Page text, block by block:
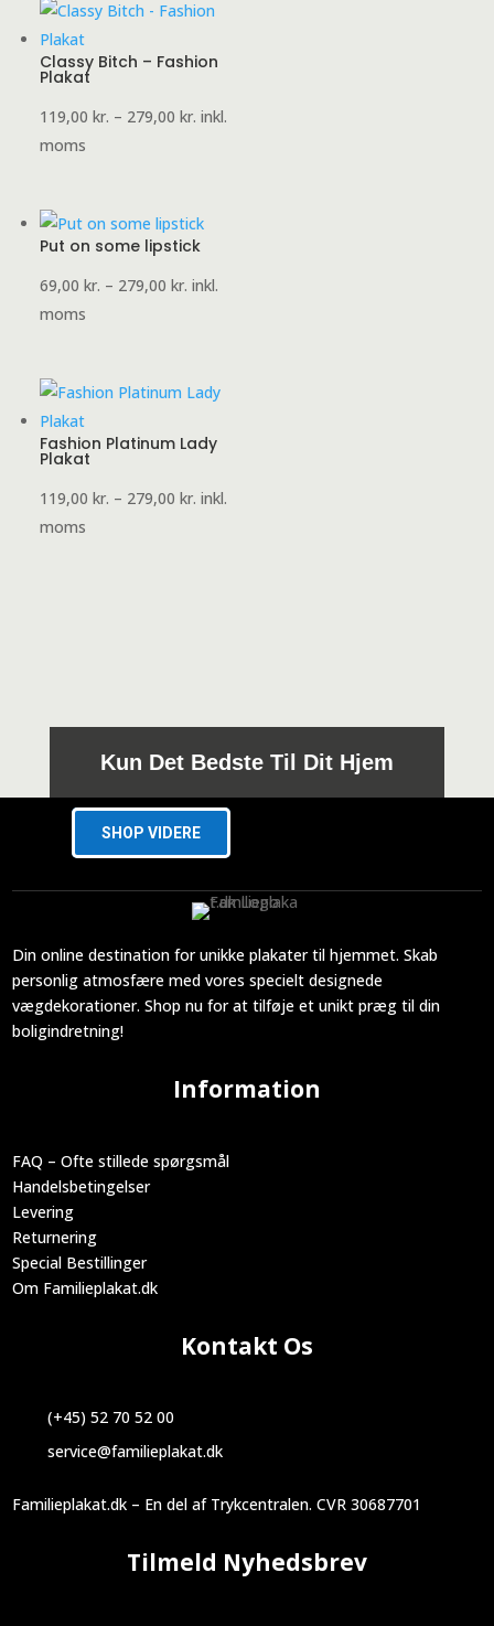
Classy Bitch – Fashion
Plakat
119,00kr. – 279,00kr. Prisinterval:
inkl.
moms
Put on some lipstick
69,00kr. – 279,00kr. Prisinterval:
inkl.
moms
Fashion Platinum Lady
Plakat
119,00kr. – 279,00kr. Prisinterval:
inkl.
moms
Kun Det Bedste Til Dit Hjem
SHOP VIDERE
Din online destination for unikke plakater til hjemmet. Skab
personlig atmosfære med vores specielt designede
vægdekorationer. Shop nu for at tilføje et unikt præg til din
boligindretning!
Information
FAQ – Ofte stillede spørgsmål
Handelsbetingelser
Levering
Returnering
Special Bestillinger
Om Familieplakat.dk
Kontakt Os
(+45) 52 70 52 00
service@familieplakat.dk
Familieplakat.dk – En del af Trykcentralen. CVR 30687701
Tilmeld Nyhedsbrev